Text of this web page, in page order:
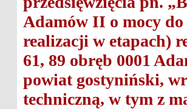
Adamów II o mocy do
realizacji w etapach)
61, 89 obręb 0001
powiat gostyniński,
techniczną, w tym z